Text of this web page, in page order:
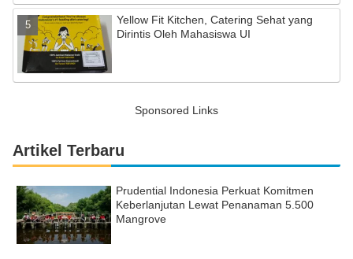
Yellow Fit Kitchen, Catering Sehat yang
Dirintis Oleh Mahasiswa UI
Sponsored Links
Artikel Terbaru
Prudential Indonesia Perkuat Komitmen
Keberlanjutan Lewat Penanaman 5.500
Mangrove